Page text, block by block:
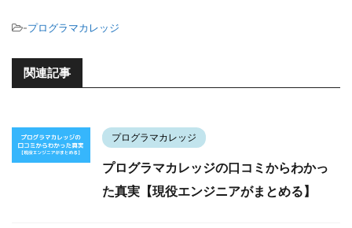
-プログラマカレッジ
関連記事
プログラマカレッジ
プログラマカレッジの口コミからわかっ
た真実【現役エンジニアがまとめる】